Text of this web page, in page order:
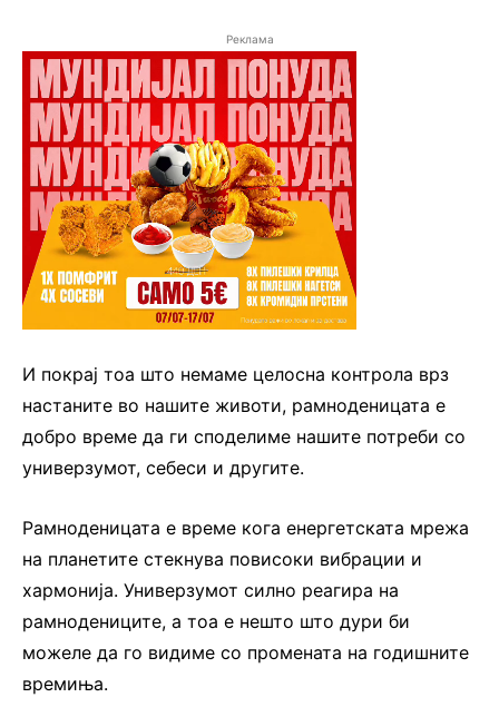
Реклама
И покрај тоа што немаме целосна контрола врз
настаните во нашите животи, рамноденицата е
добро време да ги споделиме нашите потреби со
универзумот, себеси и другите.
Рамноденицата е време кога енергетската мрежа
на планетите стекнува повисоки вибрации и
хармонија. Универзумот силно реагира на
рамнодениците, а тоа е нешто што дури би
можеле да го видиме со промената на годишните
времиња.